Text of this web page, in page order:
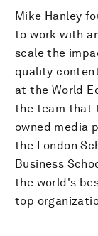
Mike Hanley
to work with
scale the
quality
at the World
the team that
owned media
the London
Business
the world's
top